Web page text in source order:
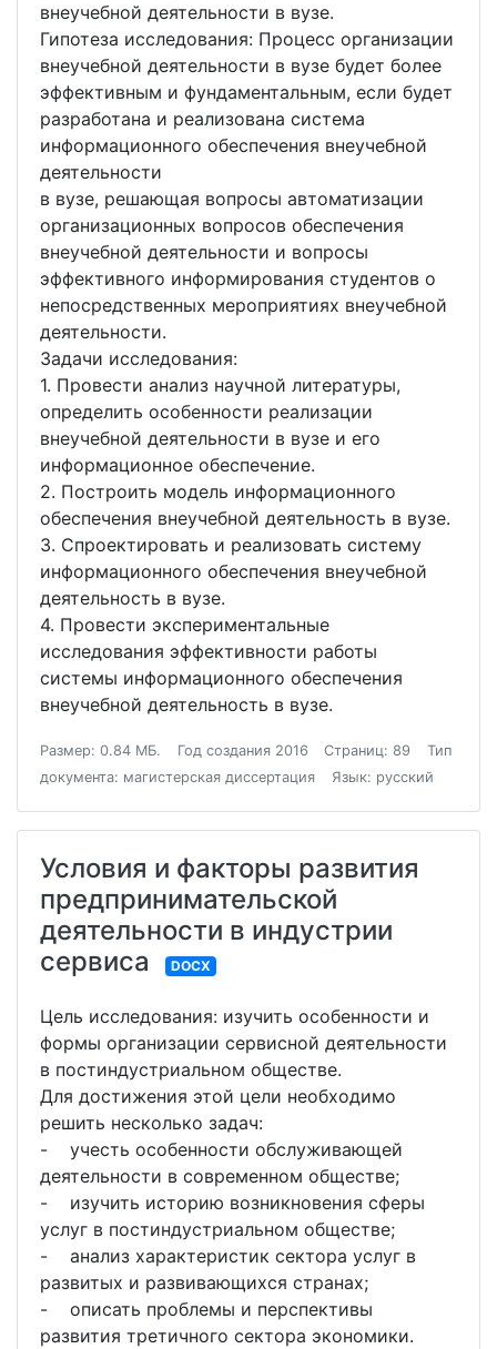
внеучебной деятельности в вузе.
Гипотеза исследования: Процесс организации
внеучебной деятельности в вузе будет более
эффективным и фундаментальным, если будет
разработана и реализована система
информационного обеспечения внеучебной
деятельности
в вузе, решающая вопросы автоматизации
организационных вопросов обеспечения
внеучебной деятельности и вопросы
эффективного информирования студентов о
непосредственных мероприятиях внеучебной
деятельности.
Задачи исследования:
1. Провести анализ научной литературы,
определить особенности реализации
внеучебной деятельности в вузе и его
информационное обеспечение.
2. Построить модель информационного
обеспечения внеучебной деятельность в вузе.
3. Спроектировать и реализовать систему
информационного обеспечения внеучебной
деятельность в вузе.
4. Провести экспериментальные
исследования эффективности работы
системы информационного обеспечения
внеучебной деятельность в вузе.
Размер: 0.84 МБ. Год создания 2016 Страниц: 89
Тип
документа: магистерская диссертация
Язык: русский
Условия и факторы развития
предпринимательской
деятельности в индустрии
сервиса
DOCX
Цель исследования: изучить особенности и
формы организации сервисной деятельности
в постиндустриальном обществе.
Для достижения этой цели необходимо
решить несколько задач:
- учесть особенности обслуживающей
деятельности в современном обществе;
- изучить историю возникновения сферы
услуг в постиндустриальном обществе;
- анализ характеристик сектора услуг в
развитых и развивающихся странах;
- описать проблемы и перспективы
развития третичного сектора экономики.